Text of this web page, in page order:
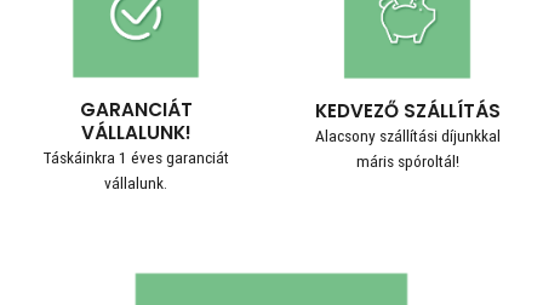
GARANCIÁT
VÁLLALUNK!
Táskáinkra 1 éves garanciát
vállalunk.
KEDVEZŐ SZÁLLÍTÁS
Alacsony szállítási díjunkkal
máris spóroltál!